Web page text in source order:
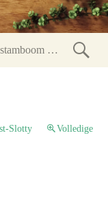
Slotty
Volledige